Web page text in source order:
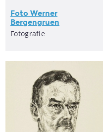
PROJEKT
Foto Werner
Bergengruen
Fotografie